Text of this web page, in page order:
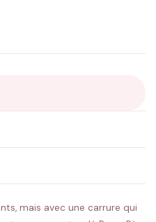
✨
✅ Validation avant fabrication
mais avec une carrure qui